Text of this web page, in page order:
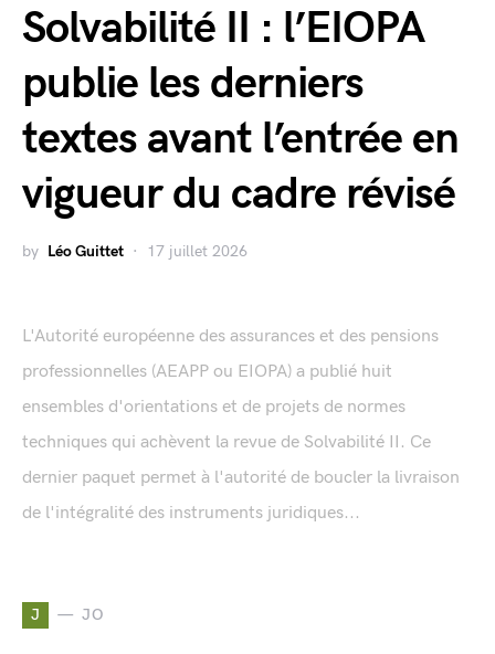
Solvabilité II : l’EIOPA
publie les derniers
textes avant l’entrée en
vigueur du cadre révisé
by Léo Guittet 17 juillet 2026
L'Autorité européenne des assurances et des pensions
professionnelles (AEAPP ou EIOPA) a publié huit
ensembles d'orientations et de projets de normes
techniques qui achèvent la revue de Solvabilité II. Ce
dernier paquet permet à l'autorité de boucler la livraison
de l'intégralité des instruments juridiques...
J JO